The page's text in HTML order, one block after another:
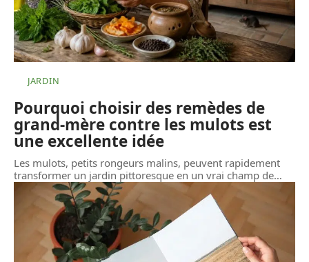
JARDIN
Pourquoi choisir des remèdes de
grand-mère contre les mulots est
une excellente idée
Les mulots, petits rongeurs malins, peuvent rapidement
transformer un jardin pittoresque en un vrai champ de…